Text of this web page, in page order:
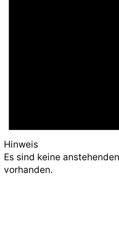
Hinweis
Es sind keine
vorhanden.